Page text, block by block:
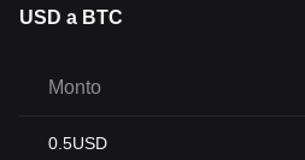
USD a BTC
Monto
0.5USD